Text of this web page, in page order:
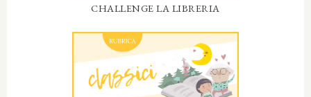
CHALLENGE LA LIBRERIA